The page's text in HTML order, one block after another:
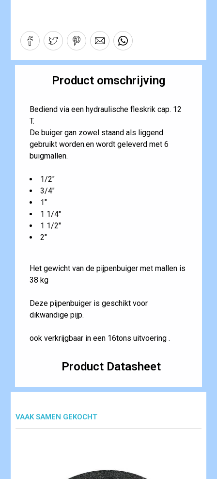
Product omschrijving
Bediend via een hydraulische fleskrik cap. 12
T.
De buiger gan zowel staand als liggend
gebruikt worden.en wordt geleverd met 6
buigmallen.
1/2"
3/4"
1"
1 1/4"
1 1/2"
2"
Het gewicht van de pijpenbuiger met mallen is
38 kg
Deze pijpenbuiger is geschikt voor
dikwandige pijp.
ook verkrijgbaar in een 16tons uitvoering .
Product Datasheet
VAAK SAMEN GEKOCHT